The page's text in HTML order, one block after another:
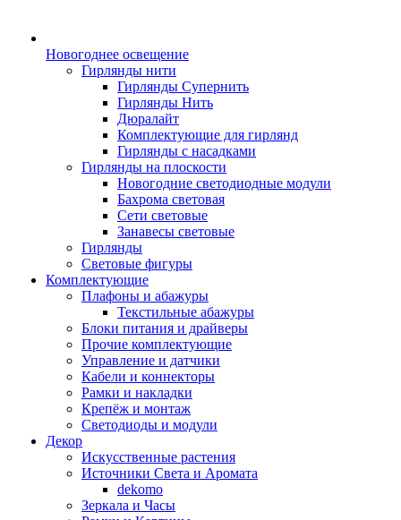
Новогоднее освещение
Гирлянды нити
Гирлянды Супернить
Гирлянды Нить
Дюралайт
Комплектующие для гирлянд
Гирлянды с насадками
Гирлянды на плоскости
Новогодние светодиодные модули
Бахрома световая
Сети световые
Занавесы световые
Гирлянды
Световые фигуры
Комплектующие
Плафоны и абажуры
Текстильные абажуры
Блоки питания и драйверы
Прочие комплектующие
Управление и датчики
Кабели и коннекторы
Рамки и накладки
Крепёж и монтаж
Светодиоды и модули
Декор
Искусственные растения
Источники Света и Аромата
dekomo
Зеркала и Часы